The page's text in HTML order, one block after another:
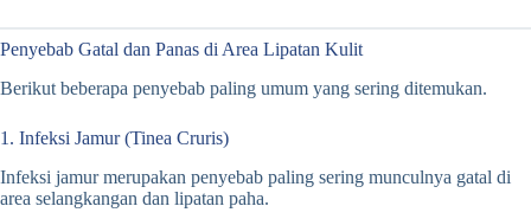
Penyebab Gatal dan Panas di Area Lipatan Kulit
Berikut beberapa penyebab paling umum yang sering ditemukan.
1. Infeksi Jamur (Tinea Cruris)
Infeksi jamur merupakan penyebab paling sering munculnya gatal di
area selangkangan dan lipatan paha.